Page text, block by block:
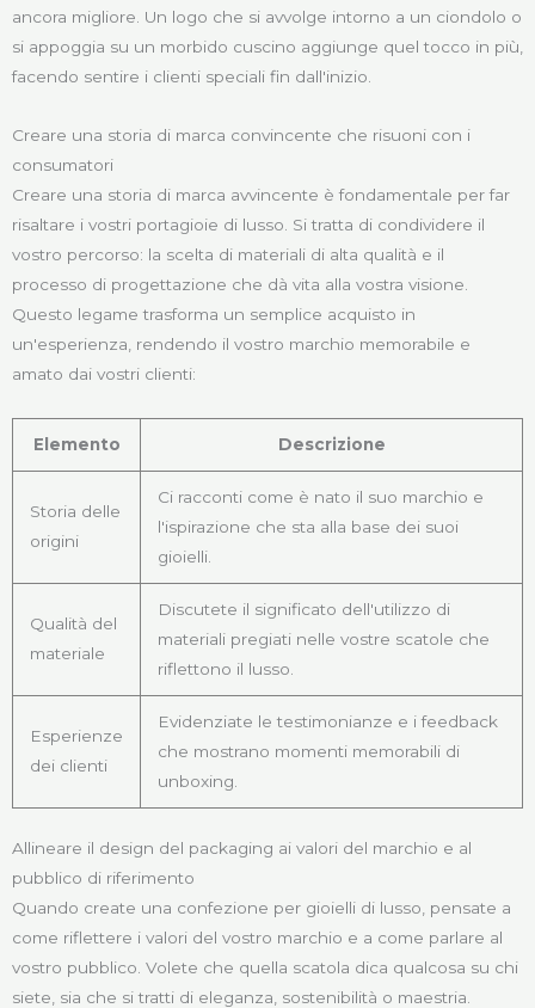
ancora migliore. Un logo che si avvolge intorno a un ciondolo o
si appoggia su un morbido cuscino aggiunge quel tocco in più,
facendo sentire i clienti speciali fin dall'inizio.
Creare una storia di marca convincente che risuoni con i
consumatori
Creare una storia di marca avvincente è fondamentale per far
risaltare i vostri portagioie di lusso. Si tratta di condividere il
vostro percorso: la scelta di materiali di alta qualità e il
processo di progettazione che dà vita alla vostra visione.
Questo legame trasforma un semplice acquisto in
un'esperienza, rendendo il vostro marchio memorabile e
amato dai vostri clienti:
Elemento Descrizione
Storia delle
origini
Ci racconti come è nato il suo marchio e
l'ispirazione che sta alla base dei suoi
gioielli.
Qualità del
materiale
Discutete il significato dell'utilizzo di
materiali pregiati nelle vostre scatole che
riflettono il lusso.
Esperienze
dei clienti
Evidenziate le testimonianze e i feedback
che mostrano momenti memorabili di
unboxing.
Allineare il design del packaging ai valori del marchio e al
pubblico di riferimento
Quando create una confezione per gioielli di lusso, pensate a
come riflettere i valori del vostro marchio e a come parlare al
vostro pubblico. Volete che quella scatola dica qualcosa su chi
siete, sia che si tratti di eleganza, sostenibilità o maestria.